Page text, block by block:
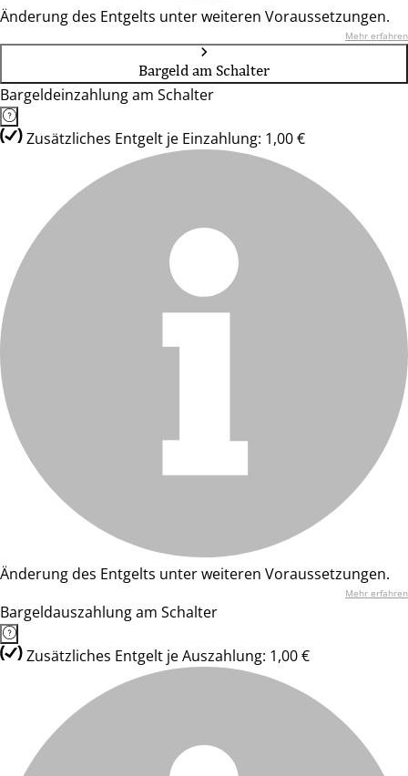
Änderung des Entgelts unter weiteren Voraussetzungen.
Mehr erfahren
Bargeld am Schalter
Bargeldeinzahlung am Schalter
Zusätzliches Entgelt je Einzahlung: 1,00 €
Änderung des Entgelts unter weiteren Voraussetzungen.
Mehr erfahren
Bargeldauszahlung am Schalter
Zusätzliches Entgelt je Auszahlung: 1,00 €